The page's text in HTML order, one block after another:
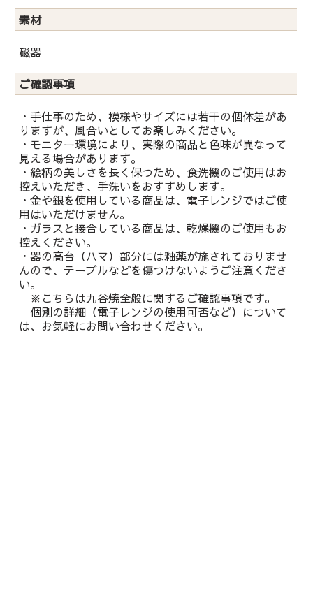
素材
磁器
ご確認事項
・手仕事のため、模様やサイズには若干の個体差があ
りますが、風合いとしてお楽しみください。
・モニター環境により、実際の商品と色味が異なって
見える場合があります。
・絵柄の美しさを長く保つため、食洗機のご使用はお
控えいただき、手洗いをおすすめします。
・金や銀を使用している商品は、電子レンジではご使
用はいただけません。
・ガラスと接合している商品は、乾燥機のご使用もお
控えください。
・器の高台（ハマ）部分には釉薬が施されておりませ
んので、テーブルなどを傷つけないようご注意くださ
い。
※こちらは九谷焼全般に関するご確認事項です。
個別の詳細（電子レンジの使用可否など）について
は、お気軽にお問い合わせください。